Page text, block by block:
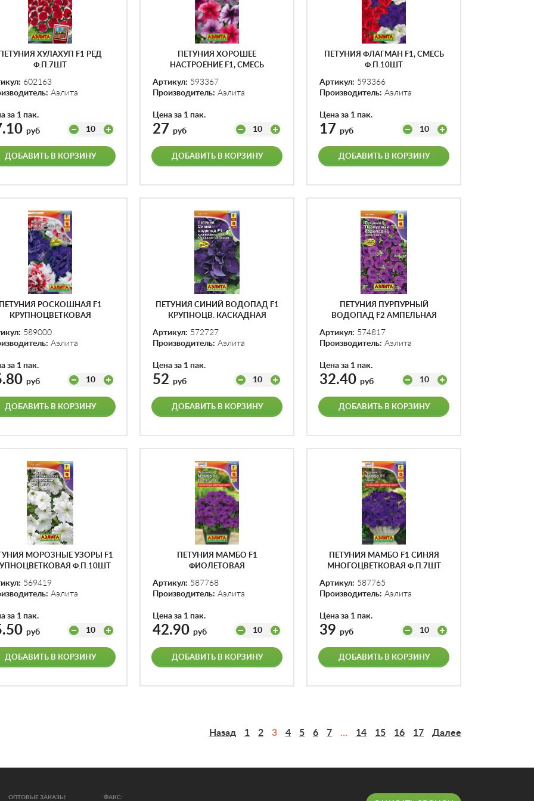
ПЕТУНИЯ ХУЛАХУП F1 РЕД
Ф.П.7ШТ
602163
Аэлита
за 1 пак.
руб 10
ДОБАВИТЬ В КОРЗИНУ
ПЕТУНИЯ ХОРОШЕЕ
НАСТРОЕНИЕ F1, СМЕСЬ
Артикул: 593367
Производитель: Аэлита
Цена за 1 пак.
27 руб 10
ДОБАВИТЬ В КОРЗИНУ
ПЕТУНИЯ ФЛАГМАН F1, СМЕСЬ
Ф.П.10ШТ
Артикул: 593366
Производитель: Аэлита
Цена за 1 пак.
17 руб 10
ДОБАВИТЬ В КОРЗИНУ
ПЕТУНИЯ РОСКОШНАЯ F1
КРУПНОЦВЕТКОВАЯ
Ф.П.10ШТ
589000
Аэлита
за 1 пак.
руб 10
ДОБАВИТЬ В КОРЗИНУ
ПЕТУНИЯ СИНИЙ ВОДОПАД F1
КРУПНОЦВ. КАСКАДНАЯ
Артикул: 572727
Производитель: Аэлита
Цена за 1 пак.
52 руб 10
ДОБАВИТЬ В КОРЗИНУ
ПЕТУНИЯ ПУРПУРНЫЙ
ВОДОПАД F2 АМПЕЛЬНАЯ
Артикул: 574817
Производитель: Аэлита
Цена за 1 пак.
32.40 руб 10
ДОБАВИТЬ В КОРЗИНУ
МОРОЗНЫЕ УЗОРЫ F1
Ф.П.10ШТ
569419
Аэлита
за 1 пак.
руб 10
ДОБАВИТЬ В КОРЗИНУ
ПЕТУНИЯ МАМБО F1
ФИОЛЕТОВАЯ
Артикул: 587768
Производитель: Аэлита
Цена за 1 пак.
42.90 руб 10
ДОБАВИТЬ В КОРЗИНУ
ПЕТУНИЯ МАМБО F1 СИНЯЯ
МНОГОЦВЕТКОВАЯ Ф.П.7ШТ
Артикул: 587765
Производитель: Аэлита
Цена за 1 пак.
39 руб 10
ДОБАВИТЬ В КОРЗИНУ
Назад 1 2 3 4 5 6 7 … 14 15 16 17 Далее
ОПТОВЫЕ ЗАКАЗЫ: ФАКС: